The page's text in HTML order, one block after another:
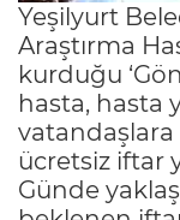
Yeşilyurt
Araştırma
kurduğu
hasta, hasta
vatandaşlara
ücretsiz iftar
Günde